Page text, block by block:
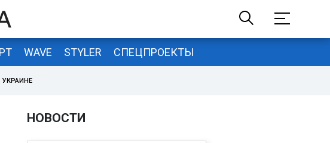
WAVE STYLER СПЕЦПРОЕКТЫ
УКРАИНЕ
НОВОСТИ